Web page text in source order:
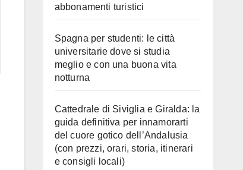
abbonamenti turistici
Spagna per studenti: le città
universitarie dove si studia
meglio e con una buona vita
notturna
Cattedrale di Siviglia e Giralda: la
guida definitiva per innamorarti
del cuore gotico dell’Andalusia
(con prezzi, orari, storia, itinerari
e consigli locali)